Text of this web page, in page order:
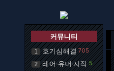
커뮤니티
1 호기심해결 705
2 레어·유머·자작 5